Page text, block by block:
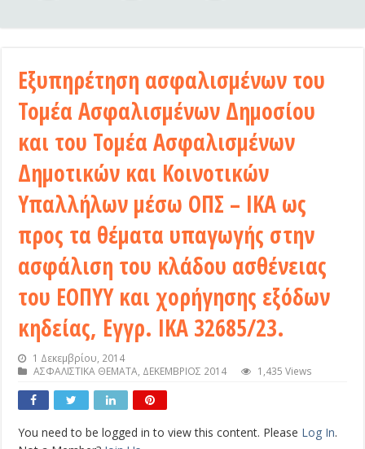
Εξυπηρέτηση ασφαλισμένων του
Τομέα Ασφαλισμένων Δημοσίου
και του Τομέα Ασφαλισμένων
Δημοτικών και Κοινοτικών
Υπαλλήλων μέσω ΟΠΣ – ΙΚΑ ως
προς τα θέματα υπαγωγής στην
ασφάλιση του κλάδου ασθένειας
του ΕΟΠΥΥ και χορήγησης εξόδων
κηδείας, Εγγρ. ΙΚΑ 32685/23.
1 Δεκεμβρίου, 2014
ΑΣΦΑΛΙΣΤΙΚΑ ΘΕΜΑΤΑ, ΔΕΚΕΜΒΡΙΟΣ 2014 1,435 Views
You need to be logged in to view this content. Please Log In.